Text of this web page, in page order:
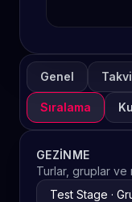
Genel
Sıralama
GEZINME
Turlar, gruplar ve